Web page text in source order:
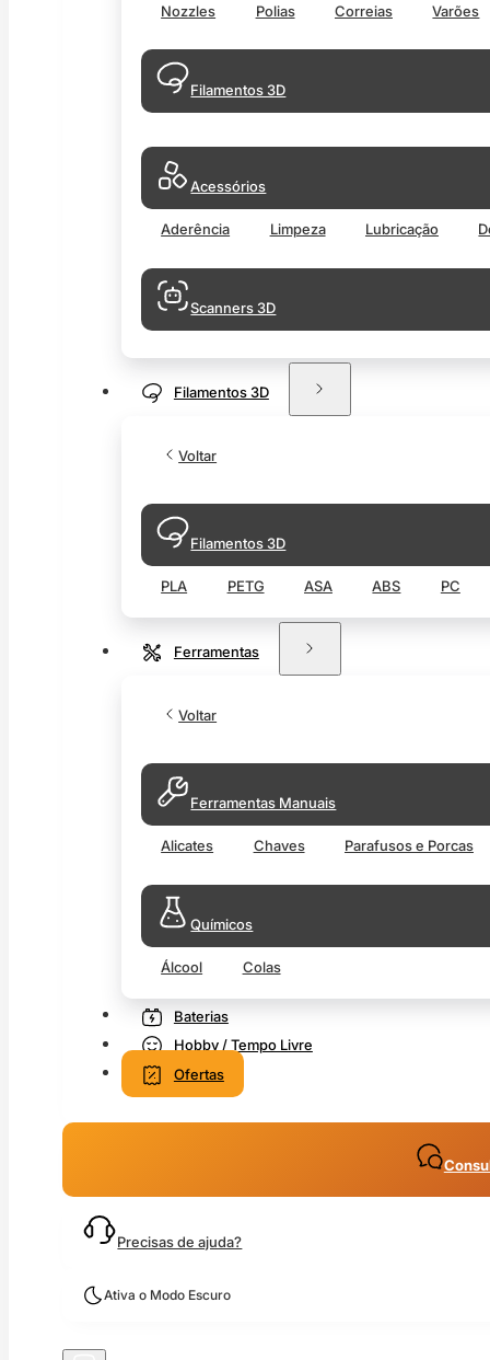
Nozzles Polias Correias Varões
Filamentos 3D
Acessórios
Aderência Limpeza Lubricação
Scanners 3D
Filamentos 3D
Voltar
Filamentos 3D
PLA PETG ASA ABS PC
Ferramentas
Voltar
Ferramentas Manuais
Alicates Chaves Parafusos e Porcas
Químicos
Álcool Colas
Baterias
Hobby / Tempo Livre
Ofertas
Precisas de ajuda?
Ativa o Modo Escuro